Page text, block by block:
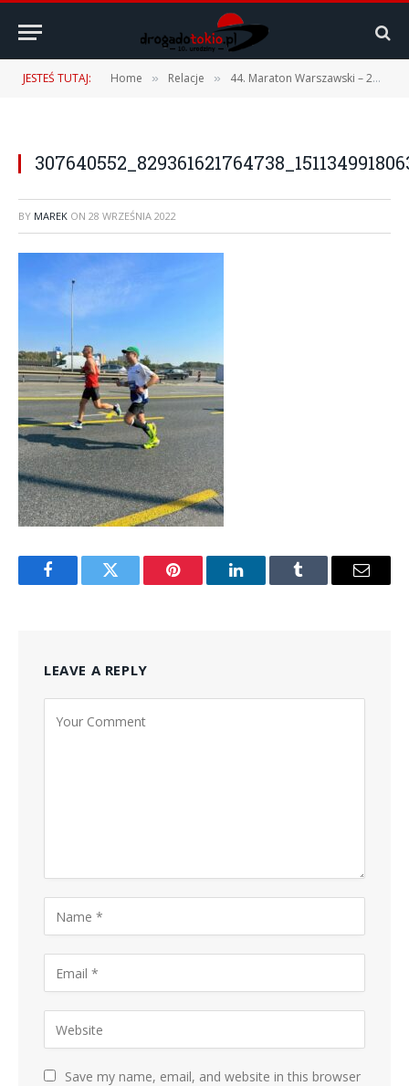
JESTEŚ TUTAJ: Home » Relacje » 44. Maraton Warszawski – 25.09.2022 r.
BY MAREK ON 28 WRZEŚNIA 2022
FacebookTwitter Pinterest LinkedInTumblr Email
LEAVE A REPLY
Save my name, email, and website in this browser